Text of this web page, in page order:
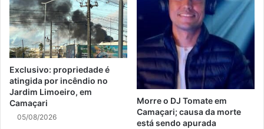
Exclusivo: propriedade é
atingida por incêndio no
Jardim Limoeiro, em
Camaçari
05/08/2026
Morre o DJ Tomate em
Camaçari; causa da morte
está sendo apurada